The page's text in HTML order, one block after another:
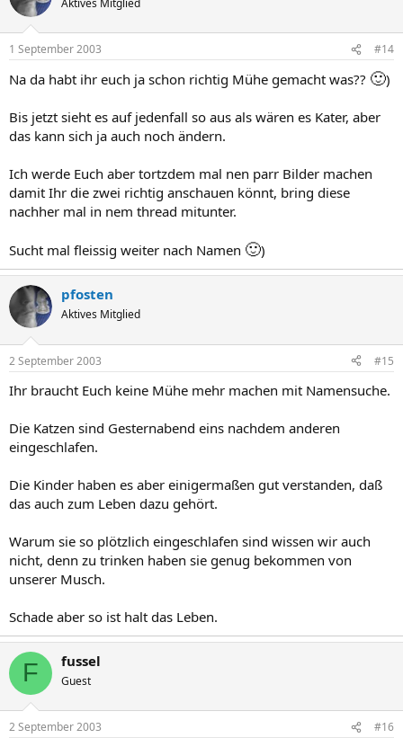
1 September 2003 #14
Na da habt ihr euch ja schon richtig Mühe gemacht was?? 🙂)
Bis jetzt sieht es auf jedenfall so aus als wären es Kater, aber
das kann sich ja auch noch ändern.
Ich werde Euch aber tortzdem mal nen parr Bilder machen
damit Ihr die zwei richtig anschauen könnt, bring diese
nachher mal in nem thread mitunter.
Sucht mal fleissig weiter nach Namen 🙂)
pfosten
Aktives Mitglied
2 September 2003 #15
Ihr braucht Euch keine Mühe mehr machen mit Namensuche.
Die Katzen sind Gesternabend eins nachdem anderen
eingeschlafen.
Die Kinder haben es aber einigermaßen gut verstanden, daß
das auch zum Leben dazu gehört.
Warum sie so plötzlich eingeschlafen sind wissen wir auch
nicht, denn zu trinken haben sie genug bekommen von
unserer Musch.
Schade aber so ist halt das Leben.
F fussel
Guest
2 September 2003 #16